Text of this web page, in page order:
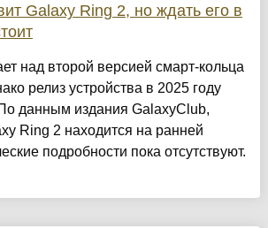
Galaxy Ring 2, но ждать его в
над второй версией смарт-кольца
релиз устройства в 2025 году
данным издания GalaxyClub,
Ring 2 находится на ранней
подробности пока отсутствуют.